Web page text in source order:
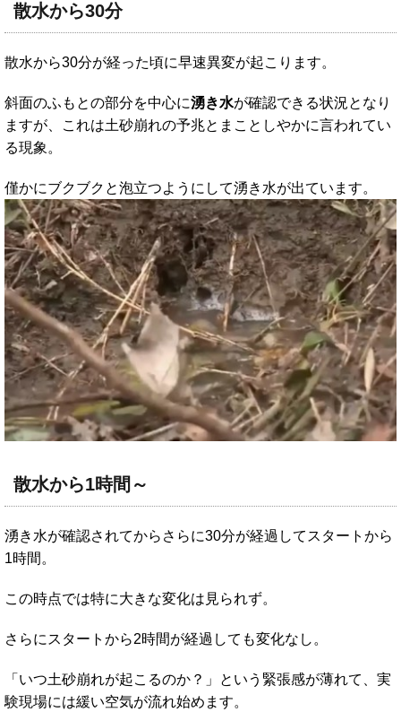
散水から30分
散水から30分が経った頃に早速異変が起こります。
斜面のふもとの部分を中心に湧き水が確認できる状況となり
ますが、これは土砂崩れの予兆とまことしやかに言われてい
る現象。
僅かにブクブクと泡立つようにして湧き水が出ています。
散水から1時間～
湧き水が確認されてからさらに30分が経過してスタートから
1時間。
この時点では特に大きな変化は見られず。
さらにスタートから2時間が経過しても変化なし。
「いつ土砂崩れが起こるのか？」という緊張感が薄れて、実
験現場には緩い空気が流れ始めます。